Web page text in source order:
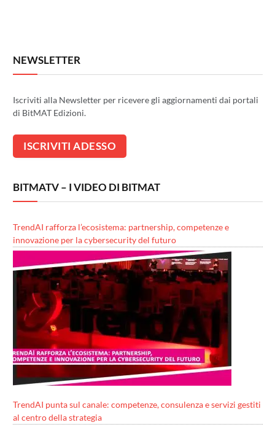
NEWSLETTER
Iscriviti alla Newsletter per ricevere gli aggiornamenti dai portali
di BitMAT Edizioni.
BITMATV – I VIDEO DI BITMAT
TrendAI rafforza l’ecosistema: partnership, competenze e
innovazione per la cybersecurity del futuro
TrendAI punta sul canale: competenze, consulenza e servizi gestiti
al centro della strategia